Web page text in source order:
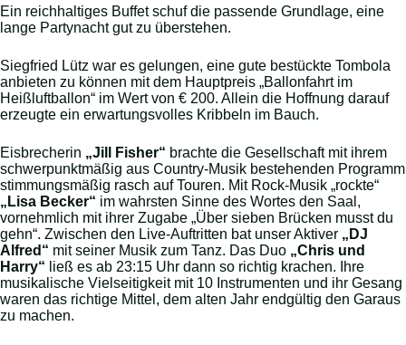
Ein reichhaltiges Buffet schuf die passende Grundlage, eine
lange Partynacht gut zu überstehen.
Siegfried Lütz war es gelungen, eine gute bestückte Tombola
anbieten zu können mit dem Hauptpreis „Ballonfahrt im
Heißluftballon“ im Wert von € 200. Allein die Hoffnung darauf
erzeugte ein erwartungsvolles Kribbeln im Bauch.
Eisbrecherin „Jill Fisher“ brachte die Gesellschaft mit ihrem
schwerpunktmäßig aus Country-Musik bestehenden Programm
stimmungsmäßig rasch auf Touren. Mit Rock-Musik „rockte“
„Lisa Becker“ im wahrsten Sinne des Wortes den Saal,
vornehmlich mit ihrer Zugabe „Über sieben Brücken musst du
gehn“. Zwischen den Live-Auftritten bat unser Aktiver „DJ
Alfred“ mit seiner Musik zum Tanz. Das Duo „Chris und
Harry“ ließ es ab 23:15 Uhr dann so richtig krachen. Ihre
musikalische Vielseitigkeit mit 10 Instrumenten und ihr Gesang
waren das richtige Mittel, dem alten Jahr endgültig den Garaus
zu machen.